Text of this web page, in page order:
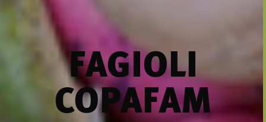
FAGIOLI
COPAFAM